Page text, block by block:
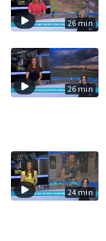
26 min
26 min
24 min